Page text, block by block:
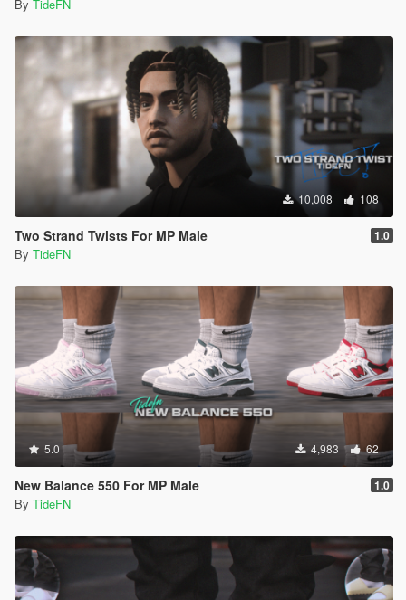
By TideFN
10,008 108
Two Strand Twists For MP Male 1.0
By TideFN
5.0 4,983 62
New Balance 550 For MP Male 1.0
By TideFN